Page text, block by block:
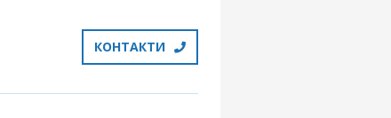
КОНТАКТИ